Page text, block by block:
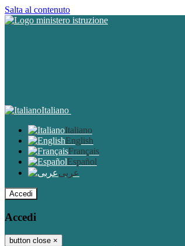
Salta al contenuto
Italiano
Italiano
English
Français
Español
عربى
Accedi
Accedi
button close ×